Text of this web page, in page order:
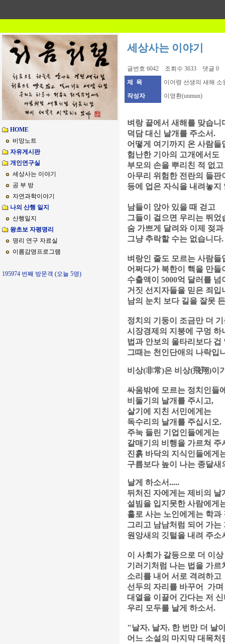
HOME
비망노트
자유게시판
개인연구실
세상사는 이야기
공 부 방
자연과학이야기
나의 산행 일지
산행일지
왕초보 자평명리
명리 연구 자료실
이름감명프로그램
195974 번째 방문객 (오늘 5명)
세상사는 이야기
글번호 6042 조회수 3633 댓글 0
제 목
이어령 선생의 새해 소
작성자
이영환(unmun)
벼랑 끝에서 새해를 맞습니
덕담 대신 날개를 주소서.
어떻게 여기까지 온 사람들
험난한 기아의 고개에서도
부모의 손을 뿌리친 적 없고
아무리 위험한 전란의 들판
등에 업은 자식을 내려놓지
남들이 앉아 있을 때 걷고
그들이 걸으면 우리는 뛰었
숨 가쁘게 달려와 이제 젖
그냥 추락할 수는 없습니다.
벼랑인 줄도 모르는 사람들
어쩌다가 북한이 핵을 만
수출액이 5000억 달러를
거짓 선지자들을 믿은 죄입
남의 눈치 보다 길을 잘못
정치의 기둥이 조금만 더
시장경제의 지붕에 구멍 하
법과 안보의 울타리보다
그때는 천인단애의 나락입
비상(非常)은 비상(飛翔)이
싸움밖에 모르는 정치인들
비둘기의 날개를 주시고,
살기에 지친 서민에게는
독수리의 날개를 주십시오.
주눅 들린 기업인들에게는
갈매기의 비행을 가르쳐 주
진흙 바닥의 지식인들에게
구름보다 높이 나는 종달새
날게 하소서.....
뒤처진 자에게는 제비의 날
설빔을 입지못한 사람에게
홀로 사는 노인에게는 학과
그리고 남남처럼 되어 가는
원앙새의 깃털을 내려 주소
이 사회가 갈등으로 더 이
기러기처럼 나는 법을 가르
소리를 내어 서로 격려하고
선두의 자리를 바꾸어 가며
대열을 이끌어 간다는 저
우리 모두를 날게 하소서.
"날자, 날자, 한 번만 더 날
어느 소설의 마지막 대목처